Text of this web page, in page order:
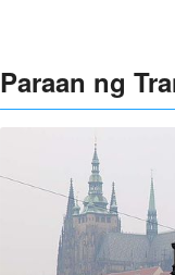
Paraan ng